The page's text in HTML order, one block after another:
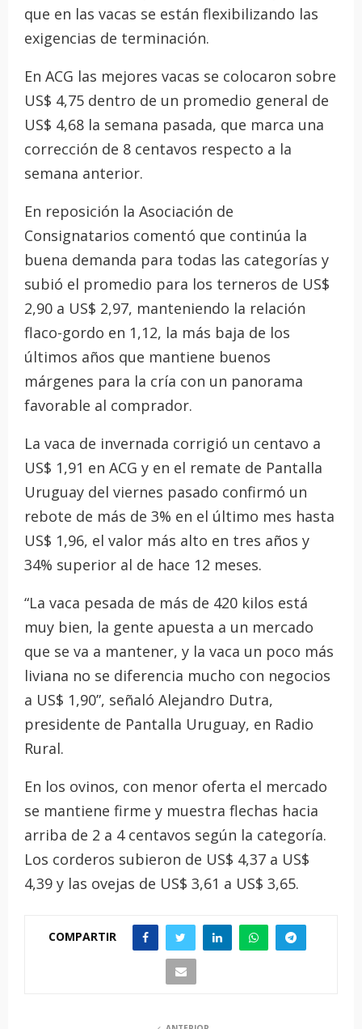
que en las vacas se están flexibilizando las
exigencias de terminación.
En ACG las mejores vacas se colocaron sobre
US$ 4,75 dentro de un promedio general de
US$ 4,68 la semana pasada, que marca una
corrección de 8 centavos respecto a la
semana anterior.
En reposición la Asociación de
Consignatarios comentó que continúa la
buena demanda para todas las categorías y
subió el promedio para los terneros de US$
2,90 a US$ 2,97, manteniendo la relación
flaco-gordo en 1,12, la más baja de los
últimos años que mantiene buenos
márgenes para la cría con un panorama
favorable al comprador.
La vaca de invernada corrigió un centavo a
US$ 1,91 en ACG y en el remate de Pantalla
Uruguay del viernes pasado confirmó un
rebote de más de 3% en el último mes hasta
US$ 1,96, el valor más alto en tres años y
34% superior al de hace 12 meses.
“La vaca pesada de más de 420 kilos está
muy bien, la gente apuesta a un mercado
que se va a mantener, y la vaca un poco más
liviana no se diferencia mucho con negocios
a US$ 1,90”, señaló Alejandro Dutra,
presidente de Pantalla Uruguay, en Radio
Rural.
En los ovinos, con menor oferta el mercado
se mantiene firme y muestra flechas hacia
arriba de 2 a 4 centavos según la categoría.
Los corderos subieron de US$ 4,37 a US$
4,39 y las ovejas de US$ 3,61 a US$ 3,65.
COMPARTIR